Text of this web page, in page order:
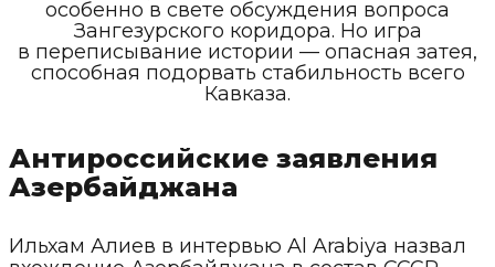
особенно в свете обсуждения вопроса
Зангезурского коридора. Но игра
в переписывание истории — опасная затея,
способная подорвать стабильность всего
Кавказа.
Антироссийские заявления
Азербайджана
Ильхам Алиев в интервью Al Arabiya назвал